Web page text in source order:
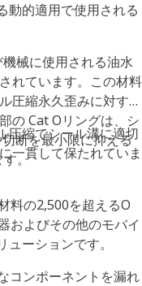
動的適用で使用される
械に使用される油水
れています。この材料
圧縮永久歪みに対する
の Cat Oリングは、シ
断を最小限に抑える
す。
圧縮でシール溝に適切
一貫して保たれていま
料の2,500を超えるO
およびその他のモバイ
ーションです。
コンポーネントを漏れ